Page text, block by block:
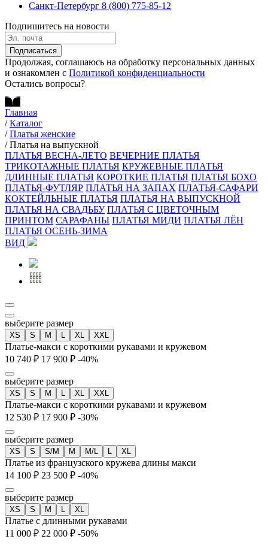
Санкт-Петербург 8 (800) 775-85-12
Подпишитесь на новости
Подписаться
Продолжая, соглашаюсь на обработку персональных данных
и ознакомлен с Политикой конфиденциальности
Остались вопросы?
Главная
/ Каталог
/ Платья женские
/ Платья на выпускной
ПЛАТЬЯ ВЕСНА-ЛЕТО ВЕЧЕРНИЕ ПЛАТЬЯ
ТРИКОТАЖНЫЕ ПЛАТЬЯ КРУЖЕВНЫЕ ПЛАТЬЯ
ДЛИННЫЕ ПЛАТЬЯ КОРОТКИЕ ПЛАТЬЯ ПЛАТЬЯ БОХО
ПЛАТЬЯ-ФУТЛЯР ПЛАТЬЯ НА ЗАПАХ ПЛАТЬЯ-САФАРИ
КОКТЕЙЛЬНЫЕ ПЛАТЬЯ ПЛАТЬЯ НА ВЫПУСКНОЙ
ПЛАТЬЯ НА СВАДЬБУ ПЛАТЬЯ С ЦВЕТОЧНЫМ
ПРИНТОМ САРАФАНЫ ПЛАТЬЯ МИДИ ПЛАТЬЯ ЛЁН
ПЛАТЬЯ ОСЕНЬ-ЗИМА
ВИД
выберите размер
XS S M L XL XXL
Платье-макси с короткими рукавами и кружевом
10 740 ₽ 17 900 ₽ -40%
выберите размер
XS S M L XL XXL
Платье-макси с короткими рукавами и кружевом
12 530 ₽ 17 900 ₽ -30%
выберите размер
XS S S/M M M/L L XL
Платье из французского кружева длины макси
14 100 ₽ 23 500 ₽ -40%
выберите размер
XS S M L XL
Платье с длинными рукавами
11 000 ₽ 22 000 ₽ -50%